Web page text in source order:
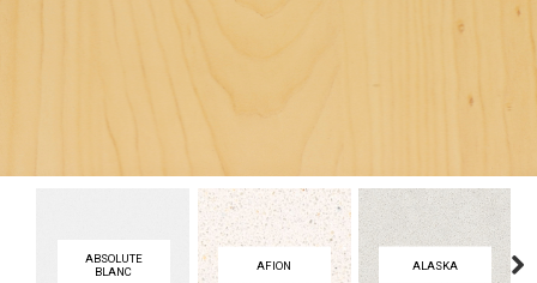
ABSOLUTE
BLANC
AFION ALASKA